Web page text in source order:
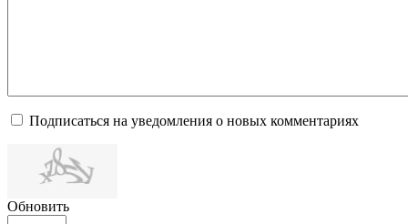
Подписаться на уведомления о новых комментариях
Обновить